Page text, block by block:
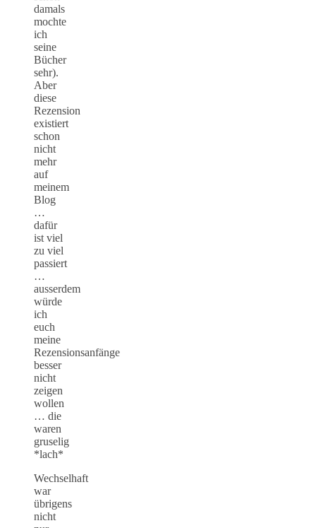
damals
mochte
ich
seine
Bücher
sehr).
Aber
diese
Rezension
existiert
schon
nicht
mehr
auf
meinem
Blog
…
dafür
ist viel
zu viel
passiert
…
ausserdem
würde
ich
euch
meine
Rezensionsanfänge
besser
nicht
zeigen
wollen
… die
waren
gruselig
*lach*
Wechselhaft
war
übrigens
nicht